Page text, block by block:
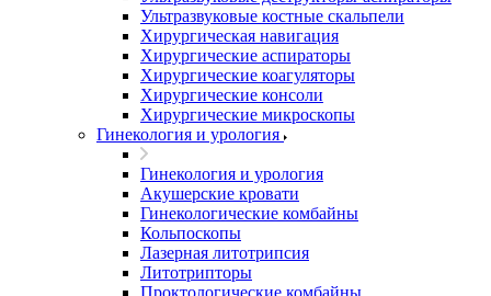
Ультразвуковые костные скальпели
Хирургическая навигация
Хирургические аспираторы
Хирургические коагуляторы
Хирургические консоли
Хирургические микроскопы
Гинекология и урология
Гинекология и урология
Акушерские кровати
Гинекологические комбайны
Кольпоскопы
Лазерная литотрипсия
Литотрипторы